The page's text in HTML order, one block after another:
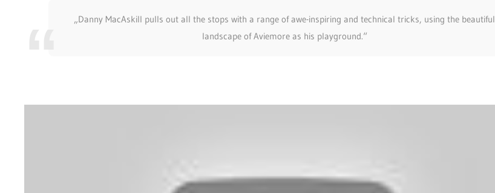
„Danny MacAskill pulls out all the stops with a range of awe-inspiring and technical tricks, using the beautiful
landscape of Aviemore as his playground.“